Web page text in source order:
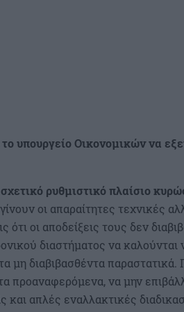
υπουργείο Οικονομικών να
ρυθμιστικό πλαίσιο
οι απαραίτητες τεχνικές
ότι οι αποδείξεις τους δεν
διαστήματος να καλούνται
μη διαβιβασθέντα παραστατικά.
προαναφερόμενα, να μην
και απλές εναλλακτικές